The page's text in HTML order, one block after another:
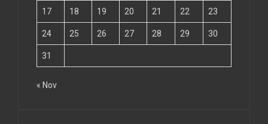
17 18 19 20 21 22 23
24 25 26 27 28 29 30
31
« Nov